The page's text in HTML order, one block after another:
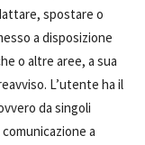
spostare o
a disposizione
o altre aree, a sua
L’utente ha il
da singoli
a